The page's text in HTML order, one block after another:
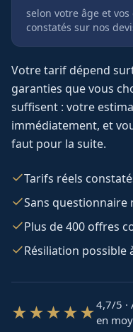
selon votre âge et
constatés sur nos
Votre tarif dépend
garanties que vous
suffisent : votre
immédiatement, et
faut pour la suite.
Tarifs réels
Sans questionnaire
Plus de 400 offres
Résiliation
★★★★★4,7/5 ·
en